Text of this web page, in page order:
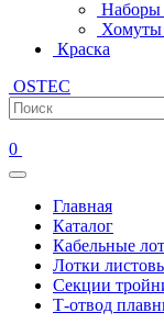
Наборы
Хомуты
Краска
OSTEC
0
Главная
Каталог
Кабельные
Лотки
Секции
Т-отвод